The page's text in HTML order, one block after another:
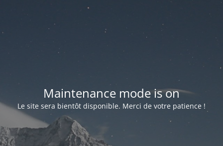
Maintenance mode is on
Le site sera bientôt disponible. Merci de votre patience !